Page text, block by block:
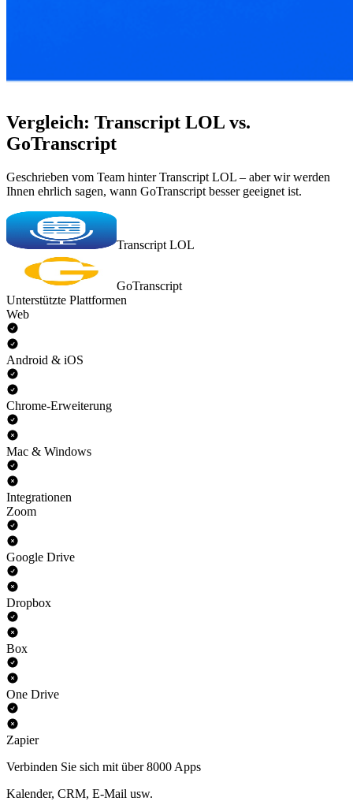
Vergleich: Transcript LOL vs.
GoTranscript
Geschrieben vom Team hinter Transcript LOL – aber wir werden
Ihnen ehrlich sagen, wann GoTranscript besser geeignet ist.
Transcript LOL
GoTranscript
Unterstützte Plattformen
Web
Android & iOS
Chrome-Erweiterung
Mac & Windows
Integrationen
Zoom
Google Drive
Dropbox
Box
One Drive
Zapier
Verbinden Sie sich mit über 8000 Apps
Kalender, CRM, E-Mail usw.